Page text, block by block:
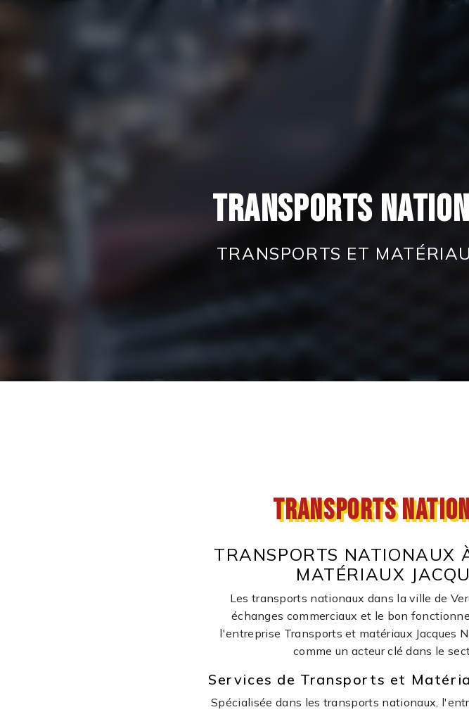
Transports
TRANSPORTS ET
Transports
TRANSPORTS NATIONAUX
MATÉRIAUX
Les transports nationaux dans la ville de
échanges commerciaux et le bon
l'entreprise Transports et matériaux Jacques
comme un acteur clé dans le
Services de Transports et
Spécialisée dans les transports nationaux,